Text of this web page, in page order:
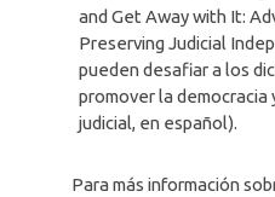
and Get Away with It:
Preserving Judicial
pueden desafiar a los
promover la democracia
judicial, en español).
Para más información